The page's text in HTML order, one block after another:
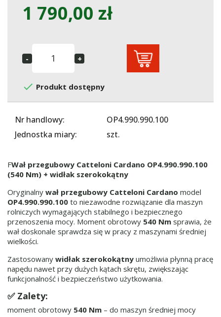
1 790,00 zł
 Produkt dostępny
Nr handlowy:
OP4.990.990.100
Jednostka miary:
szt.
FWał przegubowy Catteloni Cardano OP4.990.990.100
(540 Nm) + widłak szerokokątny
Oryginalny wał przegubowy Catteloni Cardano model
OP4.990.990.100 to niezawodne rozwiązanie dla maszyn
rolniczych wymagających stabilnego i bezpiecznego
przenoszenia mocy. Moment obrotowy 540 Nm sprawia, że
wał doskonale sprawdza się w pracy z maszynami średniej
wielkości.
Zastosowany widłak szerokokątny umożliwia płynną pracę
napędu nawet przy dużych kątach skrętu, zwiększając
funkcjonalność i bezpieczeństwo użytkowania.
✅ Zalety:
moment obrotowy 540 Nm – do maszyn średniej mocy